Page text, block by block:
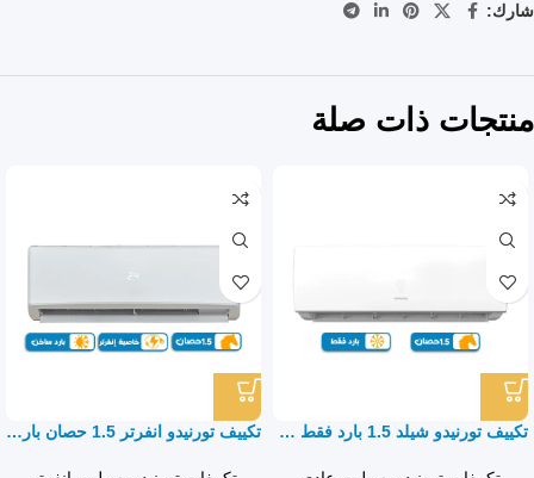
شارك:
منتجات ذات صلة
تكييف تورنيدو شيلد 1.5 بارد فقط – سبليت تكييف تورنيدو انفرتر 1.5 حصان بارد ساخن – سبليت